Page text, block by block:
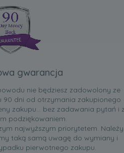
gwarancja
nie będziesz zadowolony ze
90 dni od otrzymania zakupionego
zakupu... bez zadawania pytań i
podziękowaniem.
najwyższym priorytetem. Należy
taką samą uwagę do wymiany i
pierwotnego zakupu.